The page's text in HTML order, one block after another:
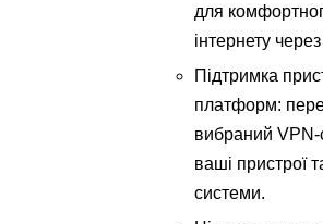
для
інтернету
Підтримка
платформ:
вибраний VPN-
ваші пристрої
системи.